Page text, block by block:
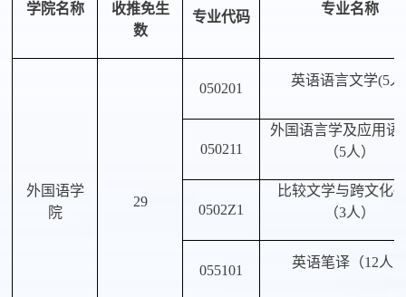
学院名称
收推免生
数
专业代码
专业名称
外国语学
院
29
050201
英语语言文学(5人
050211
外国语言学及应用语
（5人）
0502Z1
比较文学与跨文化
（3人）
055101
英语笔译（12人